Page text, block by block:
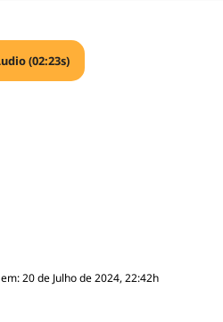
(02:23s)
20 de Julho de 2024, 22:42h